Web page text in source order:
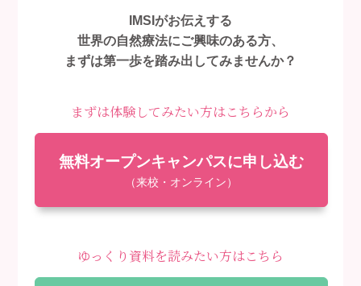
IMSIがお伝えする
世界の自然療法にご興味のある方、
まずは第一歩を踏み出してみませんか？
まずは体験してみたい方はこちらから
無料オープンキャンパスに申し込む
（来校・オンライン）
ゆっくり資料を読みたい方はこちら